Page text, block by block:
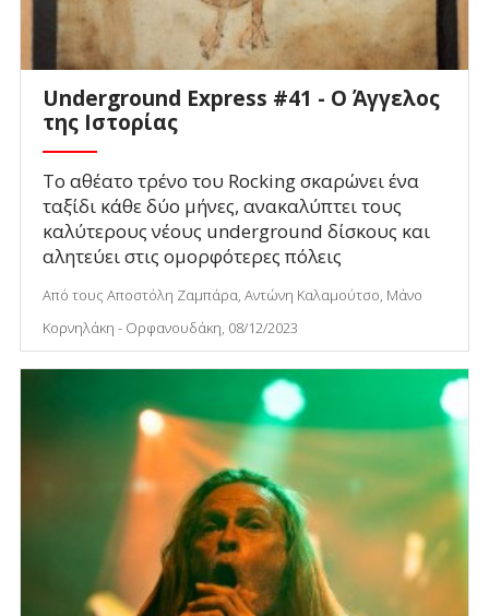
Underground Express #41 - Ο Άγγελος
της Ιστορίας
Το αθέατο τρένο του Rocking σκαρώνει ένα
ταξίδι κάθε δύο μήνες, ανακαλύπτει τους
καλύτερους νέους underground δίσκους και
αλητεύει στις ομορφότερες πόλεις
Από τους Αποστόλη Ζαμπάρα, Αντώνη Καλαμούτσο, Μάνο
Κορνηλάκη - Ορφανουδάκη, 08/12/2023